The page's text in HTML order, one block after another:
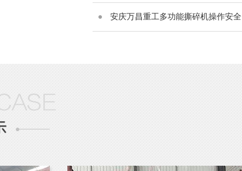
种...安庆万昌重工多功能撕碎机操作安全